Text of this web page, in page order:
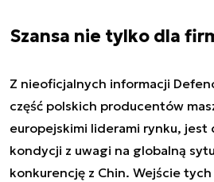
Szansa nie tylko dla
Z nieoficjalnych informacji
część polskich producentów
europejskimi liderami rynku, jest
kondycji z uwagi na globalną
konkurencję z Chin. Wejście